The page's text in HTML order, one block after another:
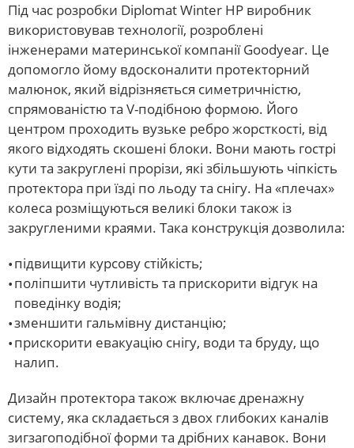
Під час розробки Diplomat Winter HP виробник
використовував технології, розроблені
інженерами материнської компанії Goodyear. Це
допомогло йому вдосконалити протекторний
малюнок, який відрізняється симетричністю,
спрямованістю та V-подібною формою. Його
центром проходить вузьке ребро жорсткості, від
якого відходять скошені блоки. Вони мають гострі
кути та закруглені прорізи, які збільшують чіпкість
протектора при їзді по льоду та снігу. На «плечах»
колеса розміщуються великі блоки також із
закругленими краями. Така конструкція дозволила:
підвищити курсову стійкість;
поліпшити чутливість та прискорити відгук на
поведінку водія;
зменшити гальмівну дистанцію;
прискорити евакуацію снігу, води та бруду, що
налип.
Дизайн протектора також включає дренажну
систему, яка складається з двох глибоких каналів
зигзагоподібної форми та дрібних канавок. Вони